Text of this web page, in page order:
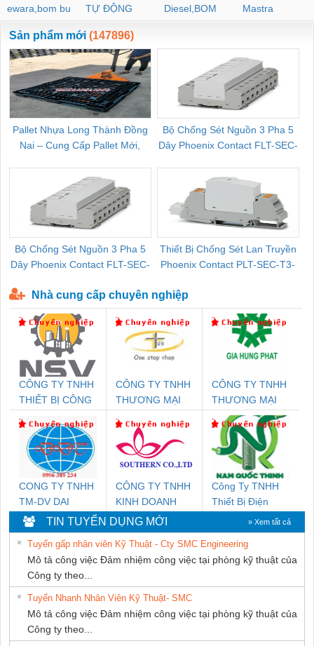
ewara,bom bu
ewara
TỰ ĐỘNG
Diesel,BOM
CHUA CHAY
Mastra
Sản phẩm mới (147896)
Pallet Nhựa Long Thành Đồng
Nai – Cung Cấp Pallet Mới,
Bộ Chống Sét Nguồn 3 Pha 5
Dây Phoenix Contact FLT-SEC-
Bộ Chống Sét Nguồn 3 Pha 5
Dây Phoenix Contact FLT-SEC-
Thiết Bị Chống Sét Lan Truyền
Phoenix Contact PLT-SEC-T3-
Nhà cung cấp chuyên nghiệp
CÔNG TY TNHH
THIẾT BỊ CÔNG
SETSUBI VIỆT
NAM
CÔNG TY TNHH
THƯƠNG MẠI
NAM
CÔNG TY TNHH
THƯƠNG MẠI
DỊCH VỤ KỸ
THUẬT ĐIỆN CƠ
GIA HƯNG
PHÁT
CONG TY TNHH
TM-DV DAI
DONG THANH
CÔNG TY TNHH
KINH DOANH
DỊCH VỤ XNK
PHƯƠNG NAM
Công Ty TNHH
Thiết Bị Điện
Nam Quốc Thịnh
TIN TUYỂN DỤNG MỚI » Xem tất cả
Tuyển gấp nhân viên Kỹ Thuật - Cty SMC Engineering
Mô tả công việc Đảm nhiệm công việc tại phòng kỹ thuật của
Công ty theo...
Tuyển Nhanh Nhân Viên Kỹ Thuật- SMC
Mô tả công việc Đảm nhiệm công việc tại phòng kỹ thuật của
Công ty theo...